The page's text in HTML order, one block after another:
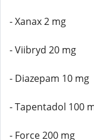
- Xanax 2 mg
- Viibryd 20 mg
- Diazepam 10 mg
- Tapentadol 100
- Force 200 mg